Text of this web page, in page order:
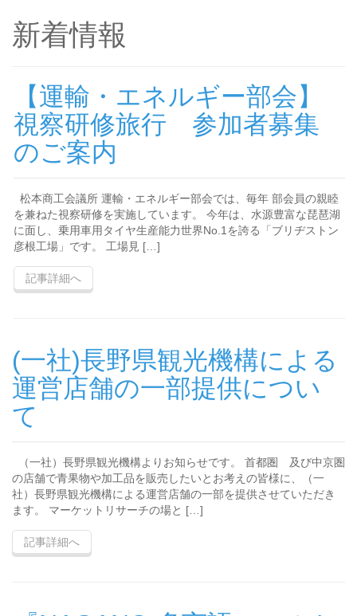
新着情報
【運輸・エネルギー部会】
視察研修旅行 参加者募集
のご案内
松本商工会議所 運輸・エネルギー部会では、毎年 部会員の親睦
を兼ねた視察研修を実施しています。 今年は、水源豊富な琵琶湖
に面し、乗用車用タイヤ生産能力世界No.1を誇る「ブリヂストン
彦根工場」です。 工場見 […]
記事詳細へ
(一社)長野県観光機構による
運営店舗の一部提供につい
て
（一社）長野県観光機構よりお知らせです。 首都圏 及び中京圏
の店舗で青果物や加工品を販売したいとお考えの皆様に、（一
社）長野県観光機構による運営店舗の一部を提供させていただき
ます。 マーケットリサーチの場と […]
記事詳細へ